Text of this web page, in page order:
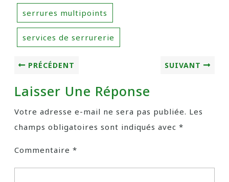
serrures multipoints
services de serrurerie
PRÉCÉDENT SUIVANT
Laisser Une Réponse
Votre adresse e-mail ne sera pas publiée. Les
champs obligatoires sont indiqués avec *
Commentaire *